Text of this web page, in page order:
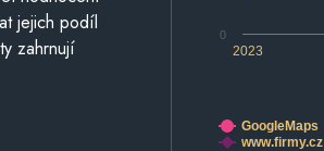
2023
0
GoogleMaps
www.firmy.cz
jejich podíl
zahrnují